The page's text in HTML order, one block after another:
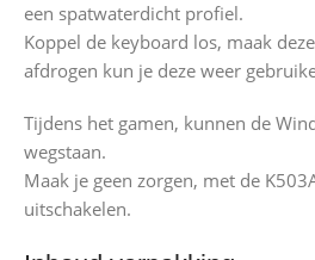
een spatwaterdicht profiel.
Koppel de keyboard los, maak
afdrogen kun je deze weer
Tijdens het gamen, kunnen de
wegstaan.
Maak je geen zorgen, met de
uitschakelen.